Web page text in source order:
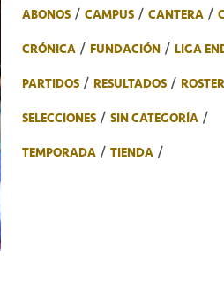
ABONOS CAMPUS CANTERA
CRÓNICA
FUNDACIÓN
LIGA
PARTIDOS
RESULTADOS
ROSTER
SELECCIONES
SIN CATEGORÍA
TEMPORADA
TIENDA